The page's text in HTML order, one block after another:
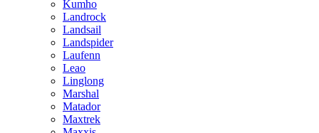
Kumho
Landrock
Landsail
Landspider
Laufenn
Leao
Linglong
Marshal
Matador
Maxtrek